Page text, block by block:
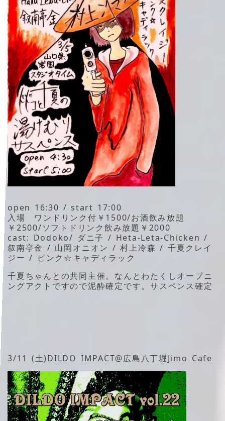
open 16:30 / start 17:00
入場 ワンドリンク付￥1500/お酒飲み放題
￥2500/ソフトドリンク飲み放題￥2000
cast: Dodoko/ ダニ子 / Heta-Leta-Chicken /
叙南亭金 / 山岡オニオン / 村上冷森 / 千夏クレイ
ジー / ピンク☆キャディラック
千夏ちゃんとの共同主催。なんとわたくしオープニ
ングアクトですので泥酔確定です。サスペンス確定
3/11 (土)DILDO IMPACT@広島八丁堀Jimo Cafe